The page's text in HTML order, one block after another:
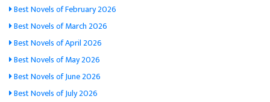
Best Novels of February 2026
Best Novels of March 2026
Best Novels of April 2026
Best Novels of May 2026
Best Novels of June 2026
Best Novels of July 2026